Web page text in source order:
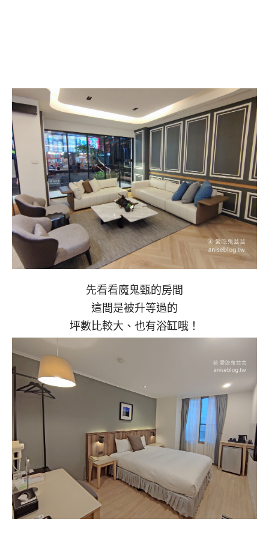
先看看魔鬼甄的房間
這間是被升等過的
坪數比較大、也有浴缸哦！